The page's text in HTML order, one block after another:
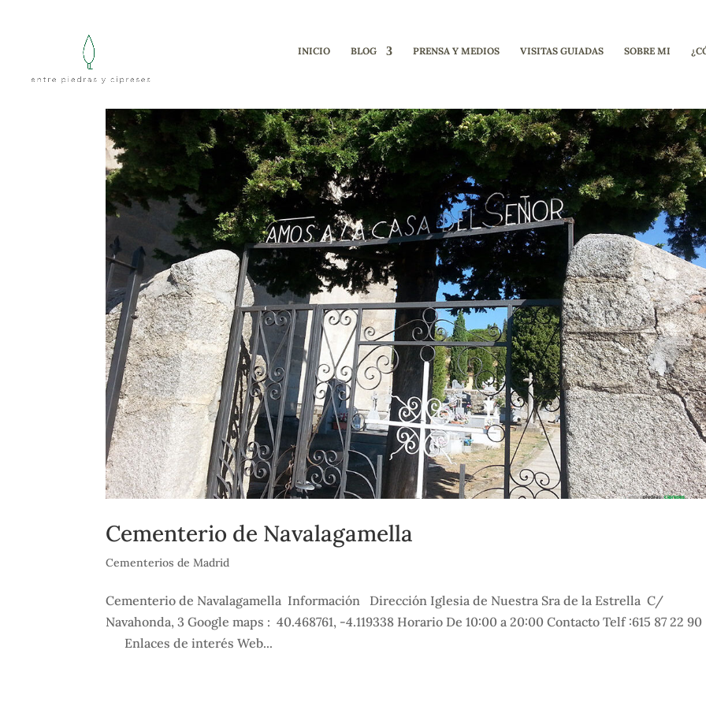
INICIO BLOG PRENSA Y MEDIOS VISITAS GUIADAS SOBRE MI
Cementerio de Navalagamella
Cementerios de Madrid
Cementerio de Navalagamella Información Dirección Iglesia de Nuestra Sra de la Estrella C/
Navahonda, 3 Google maps : 40.468761, -4.119338 Horario De 10:00 a 20:00 Contacto Telf :615 87
Enlaces de interés Web...